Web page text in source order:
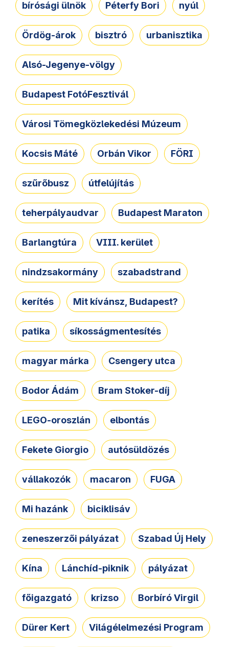
bírósági ülnök Péterfy Bori nyúl
Ördög-árok bisztró urbanisztika
Alsó-Jegenye-völgy
Budapest FotóFesztivál
Városi Tömegközlekedési Múzeum
Kocsis Máté Orbán Vikor FÖRI
szűrőbusz útfelújítás
teherpályaudvar Budapest Maraton
Barlangtúra VIII. kerület
nindzsakormány szabadstrand
kerítés Mit kívánsz, Budapest?
patika síkosságmentesítés
magyar márka Csengery utca
Bodor Ádám Bram Stoker-díj
LEGO-oroszlán elbontás
Fekete Giorgio autósüldözés
vállakozók macaron FUGA
Mi hazánk biciklisáv
zeneszerzői pályázat Szabad Új Hely
Kína Lánchíd-piknik pályázat
főigazgató krizso Borbíró Virgil
Dürer Kert Világélelmezési Program